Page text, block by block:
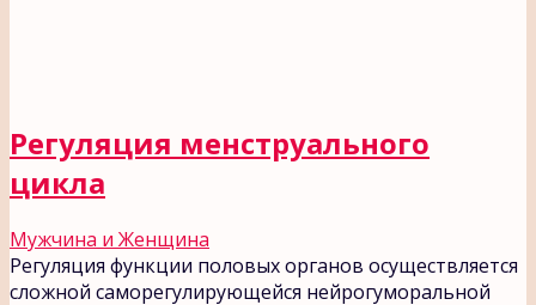
Регуляция менструального
цикла
Мужчина и Женщина
Регуляция функции половых органов осуществляется
сложной саморегулирующейся нейрогуморальной